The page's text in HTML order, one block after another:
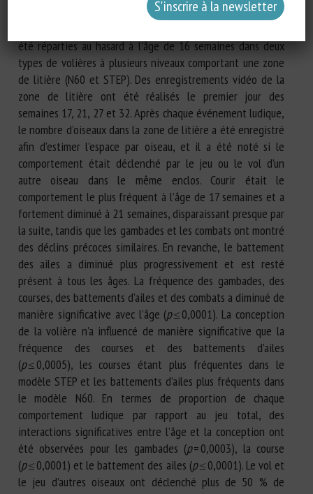
et l’âge auraient une influence significative sur la fréquence
été réparties au hasard à l’âge de 16 semaines dans deux
types de volières à plusieurs niveaux comportant une zone
de litière (N60 et STEP). Des enregistrements vidéo de la
zone de litière ont été réalisés le premier jour des
semaines 17, 21, 27 et 32. Après chaque événement ludique,
le nombre d’oiseaux dans la zone de litière a été enregistré
afin d’estimer l’espace par oiseau, et il a été noté si le
comportement était déclenché par le jeu ou le vol d’un
autre oiseau dans le même enclos. Courir était le
comportement le plus fréquent à l’âge de 17 semaines et a
fortement diminué à 21 semaines, disparaissant presque par
la suite, tandis que les gambades et les combats ont montré
des déclins précoces similaires. En revanche, le battement
des ailes a diminué plus progressivement et est resté
présent à tous les âges. La fréquence des gambades, des
courses, des battements d’ailes et des combats a diminué de
manière significative avec l’âge (p≤ 0,0001). La conception
de la volière n’a influencé de manière significative que la
fréquence des courses et des battements d’ailes
(p≤ 0,0005), les courses étant plus fréquentes dans le
modèle STEP et les battements d’ailes plus fréquents dans
le modèle N60. En termes de proportion de chaque
comportement ludique par rapport au jeu total, des
interactions significatives entre l’âge et la conception ont
été observées pour les gambades (p= 0,0003), la course
(p≤ 0,0001) et le battement des ailes (p≤ 0,0001). Le vol et
le jeu d’autres oiseaux ont déclenché plus de 50 % de